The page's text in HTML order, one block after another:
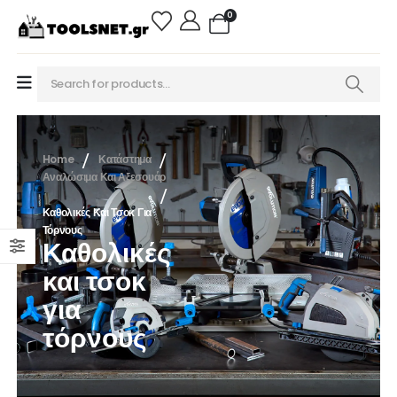
0
Home
Κατάστημα
Αναλώσιμα Και Αξεσουάρ
Καθολικές Και Τσοκ Για
Τόρνους
Καθολικές
και τσοκ
για
τόρνους